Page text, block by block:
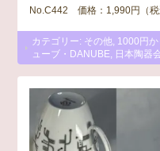
No.C442 価格：1,990円（
カテゴリー: その他 1000円
ューブ・DANUBE
日本陶器